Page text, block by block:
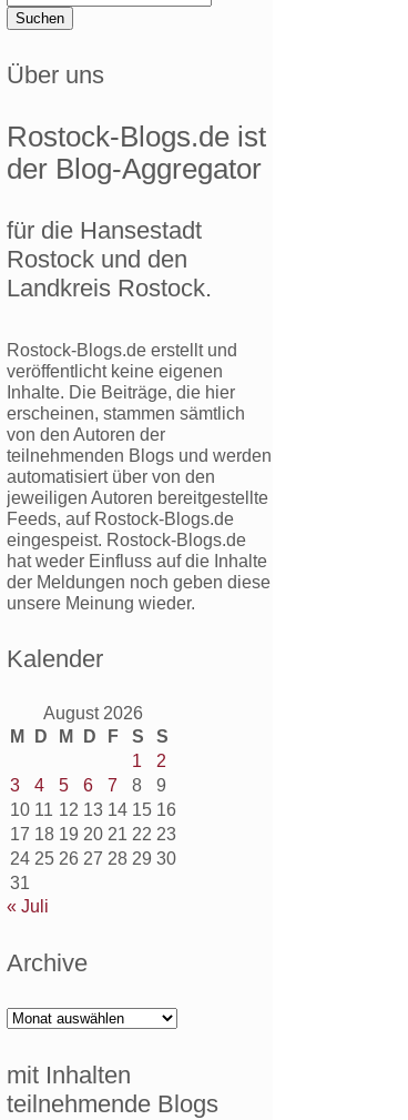
nach:
Über uns
Rostock-Blogs.de ist
der Blog-Aggregator
für die Hansestadt
Rostock und den
Landkreis Rostock.
Rostock-Blogs.de erstellt und
veröffentlicht keine eigenen
Inhalte. Die Beiträge, die hier
erscheinen, stammen sämtlich
von den Autoren der
teilnehmenden Blogs und werden
automatisiert über von den
jeweiligen Autoren bereitgestellte
Feeds, auf Rostock-Blogs.de
eingespeist. Rostock-Blogs.de
hat weder Einfluss auf die Inhalte
der Meldungen noch geben diese
unsere Meinung wieder.
Kalender
August 2026
M
D M D F S
S
1
2
3
4 5 6 7 8
9
10 11 12 13 14 15 16
17 18 19 20 21 22 23
24 25 26 27 28 29 30
31
« Juli
Archive
Archive
mit Inhalten
teilnehmende Blogs